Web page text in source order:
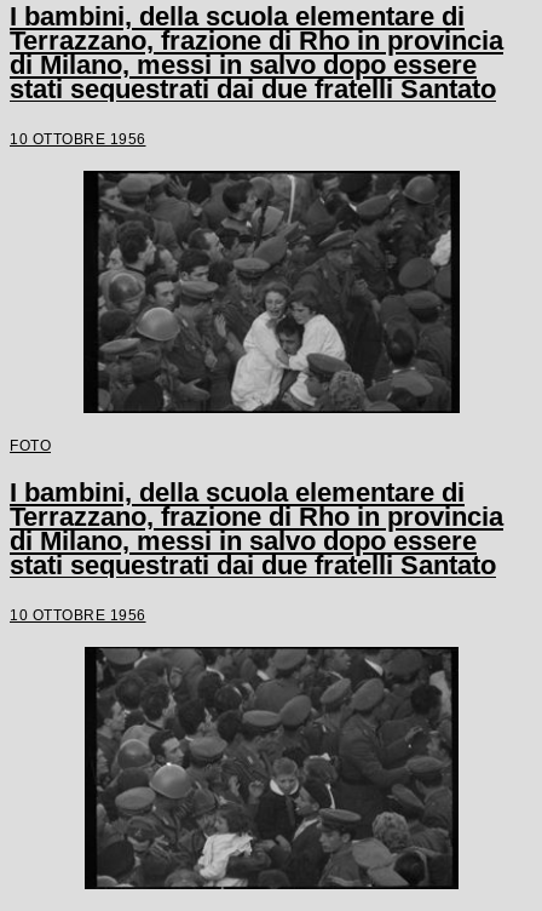
I bambini, della scuola elementare di
Terrazzano, frazione di Rho in provincia
di Milano, messi in salvo dopo essere
stati sequestrati dai due fratelli Santato
10 OTTOBRE 1956
FOTO
I bambini, della scuola elementare di
Terrazzano, frazione di Rho in provincia
di Milano, messi in salvo dopo essere
stati sequestrati dai due fratelli Santato
10 OTTOBRE 1956